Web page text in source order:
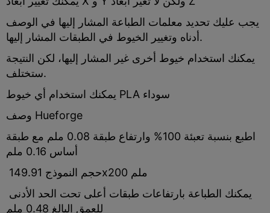
يجب عليك تحديد معلمات الطباعة المشار إليها في الوصف
أدناه وتغيير الخيوط في الطبقات المشار إليها.
يمكنك استخدام خيوط أخرى غير المشار إليها، لكن النتيجة
ستختلف.
يمكنك استخدام أي خيوط PLA سوداء
وصف Hueforge
اطبع بنسبة تعبئة 100% وارتفاع طبقة 0.08 ملم مع طبقة
أساس 0.16 ملم
حجم النموذج 149.91x200 ملم
للعمق البالغ 0.48 ملم